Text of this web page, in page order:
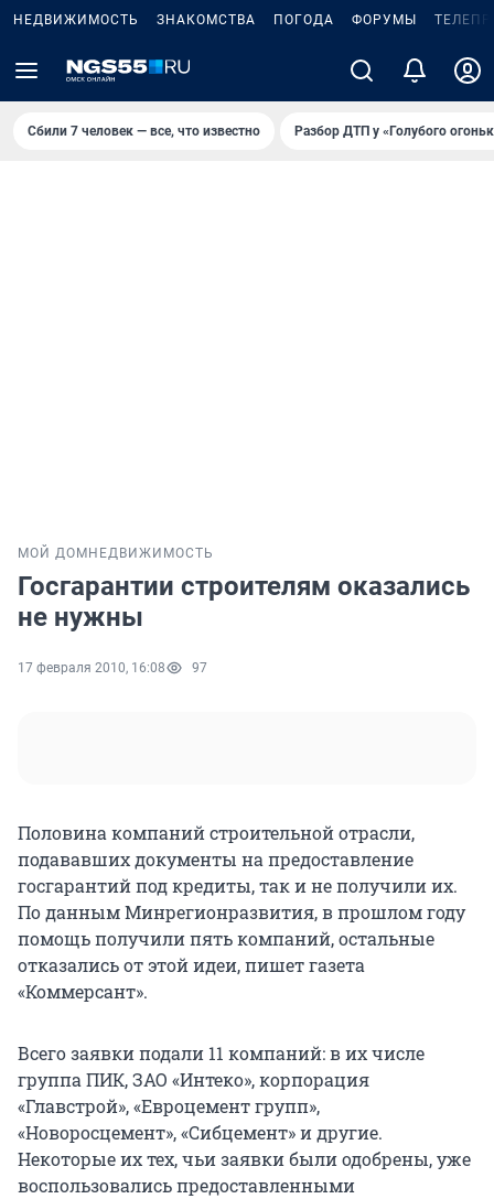
НЕДВИЖИМОСТЬ ЗНАКОМСТВА ПОГОДА ФОРУМЫ
Сбили 7 человек — все, что известно Разбор ДТП у «Голубого
МОЙ ДОМ НЕДВИЖИМОСТЬ
Госгарантии строителям оказались
не нужны
17 февраля 2010, 16:08 97
Половина компаний строительной отрасли,
подававших документы на предоставление
госгарантий под кредиты, так и не получили их.
По данным Минрегионразвития, в прошлом году
помощь получили пять компаний, остальные
отказались от этой идеи, пишет газета
«Коммерсант».
Всего заявки подали 11 компаний: в их числе
группа ПИК, ЗАО «Интеко», корпорация
«Главстрой», «Евроцемент групп»,
«Новоросцемент», «Сибцемент» и другие.
Некоторые их тех, чьи заявки были одобрены, уже
воспользовались предоставленными